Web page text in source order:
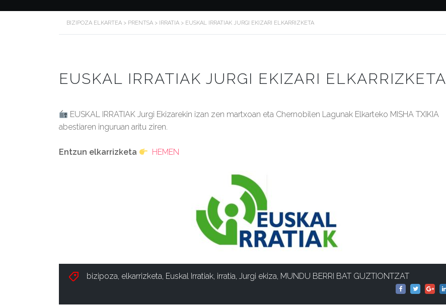
BIZIPOZA ELKARTEA > PRENTSA > IRRATIA > EUSKAL IRRATIAK JURGI EKIZARI ELKARRIZKETA
EUSKAL IRRATIAK JURGI EKIZARI ELKARRIZKETA
EUSKAL IRRATIAK Jurgi Ekizarekin izan zen martxoan eta Chernobilen Lagunak Elkarteko MISHA TXIKIA
abestiaren inguruan aritu ziren.
Entzun elkarrizketa HEMEN
bizipoza, elkarrizketa, Euskal Irratiak, irratia, Jurgi ekiza, MUNDU BERRI BAT GUZTIONTZAT